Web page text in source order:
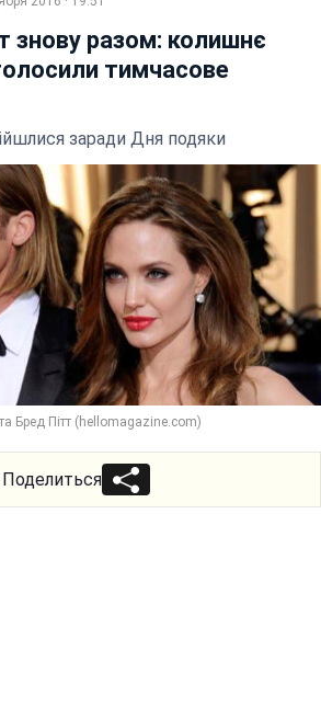
знову разом: колишнє
тимчасове
заради Дня подяки
Бред Пітт (hellomagazine.com)
Поделиться